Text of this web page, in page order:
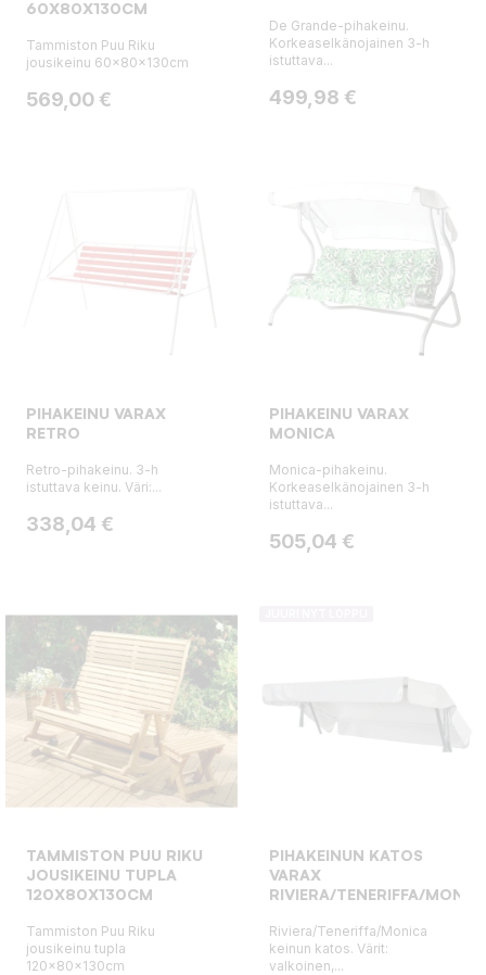
60X80X130CM
Tammiston Puu Riku
jousikeinu 60x80x130cm
Hinta
569,00 €
De Grande-pihakeinu.
Korkeaselkänojainen 3-h
istuttava...
Hinta
499,98 €
PIHAKEINU VARAX
RETRO
Retro-pihakeinu. 3-h
istuttava keinu. Väri:...
Hinta
338,04 €
PIHAKEINU VARAX
MONICA
Monica-pihakeinu.
Korkeaselkänojainen 3-h
istuttava...
Hinta
505,04 €
TAMMISTON PUU RIKU
JOUSIKEINU TUPLA
120X80X130CM
Tammiston Puu Riku
jousikeinu tupla
120x80x130cm
PIHAKEINUN KATOS
VARAX
RIVIERA/TENERIFFA/
Riviera/Teneriffa/Monica
keinun katos. Värit:
valkoinen,...